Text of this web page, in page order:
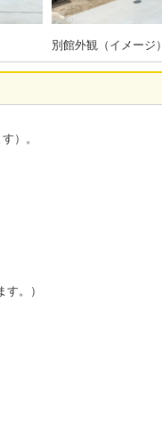
別館外観（イメージ）
）。
。）